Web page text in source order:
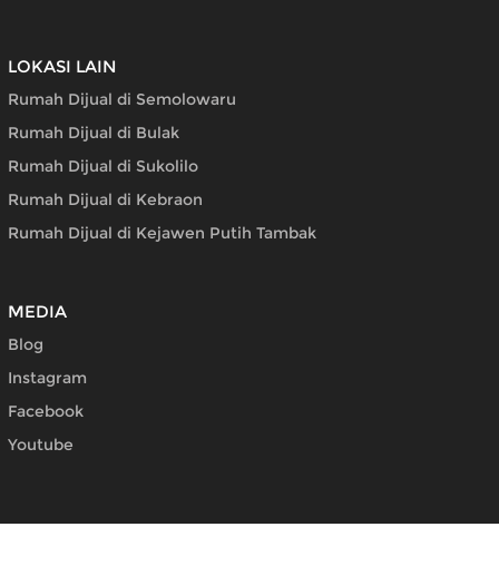
LOKASI LAIN
Rumah Dijual di Semolowaru
Rumah Dijual di Bulak
Rumah Dijual di Sukolilo
Rumah Dijual di Kebraon
Rumah Dijual di Kejawen Putih Tambak
MEDIA
Blog
Instagram
Facebook
Youtube